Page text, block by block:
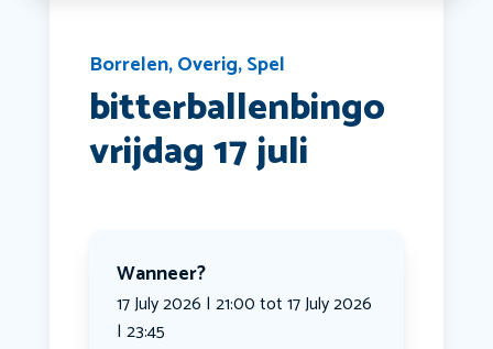
Borrelen,Overig,Spel
bitterballenbingo
vrijdag 17 juli
Wanneer?
17 July 2026 | 21:00 tot 17 July 2026
| 23:45